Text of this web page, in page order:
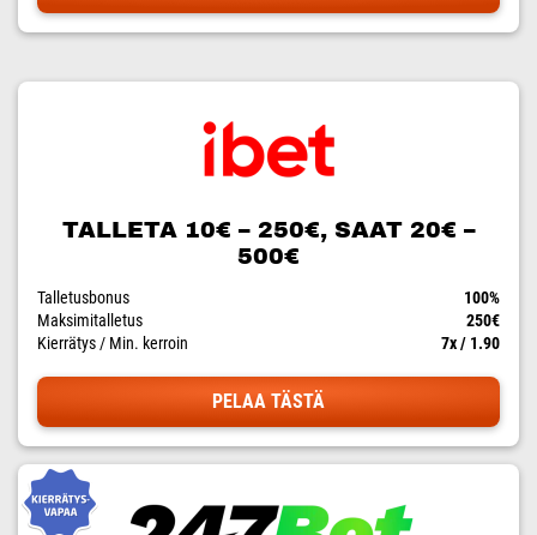
TALLETA 10€ – 250€, SAAT 20€ –
500€
Talletusbonus
100%
Maksimitalletus
250€
Kierrätys / Min. kerroin
7x / 1.90
PELAA TÄSTÄ